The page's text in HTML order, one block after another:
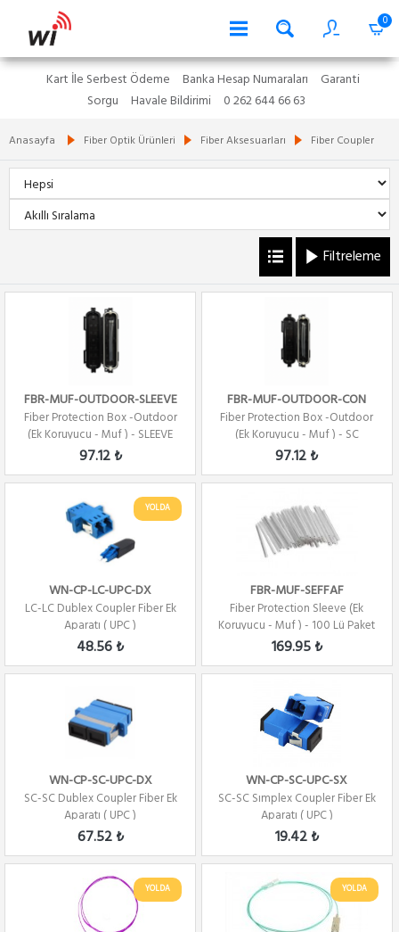
0
Kart İle Serbest Ödeme Banka Hesap Numaraları
Garanti
Sorgu
Havale Bildirimi 0 262 644 66 63
Anasayfa Fiber Optik Ürünleri Fiber Aksesuarları Fiber Coupler
Filtreleme
FBR-MUF-OUTDOOR-SLEEVE
Fiber Protection Box -Outdoor
(Ek Koruyucu - Muf ) - SLEEVE
TIPI
97.12 ₺
FBR-MUF-OUTDOOR-CON
Fiber Protection Box -Outdoor
(Ek Koruyucu - Muf ) - SC
KONNEKTOR ...
97.12 ₺
YOLDA
WN-CP-LC-UPC-DX
LC-LC Dublex Coupler Fiber Ek
Aparatı ( UPC )
48.56 ₺
FBR-MUF-SEFFAF
Fiber Protection Sleeve (Ek
Koruyucu - Muf ) - 100 Lü Paket
169.95 ₺
WN-CP-SC-UPC-DX
SC-SC Dublex Coupler Fiber Ek
Aparatı ( UPC )
67.52 ₺
WN-CP-SC-UPC-SX
SC-SC Sımplex Coupler Fiber Ek
Aparatı ( UPC )
19.42 ₺
YOLDA YOLDA